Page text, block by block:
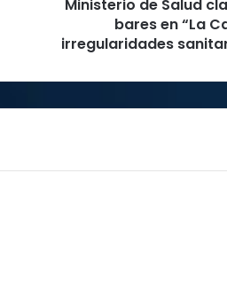
irregularidades
sanitarias
fiscales
Ministerio de Salud
bares en “La
irregularidades